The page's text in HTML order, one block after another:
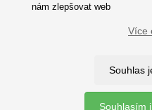
Online
K jakémukoliv užití textů a
Copyright © 2012
nám zlepšovat web
Více
Souhlas
Souhlasím